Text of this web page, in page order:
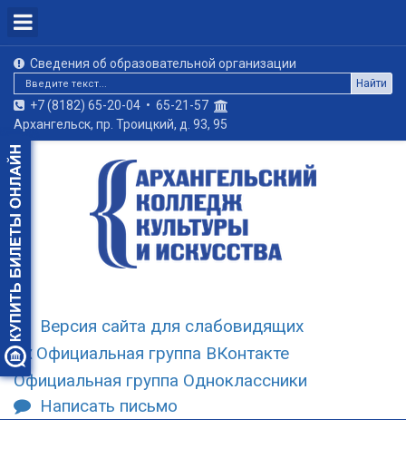
Сведения об образовательной организации
Найти
+7 (8182) 65-20-04 • 65-21-57
Архангельск, пр. Троицкий, д. 93, 95
Версия сайта для слабовидящих
Официальная группа ВКонтакте
Официальная группа Одноклассники
Написать письмо